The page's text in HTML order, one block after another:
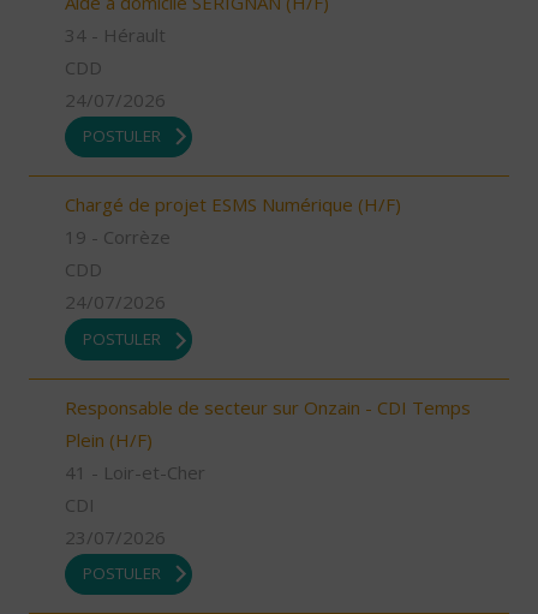
34 - Hérault
CDD
24/07/2026
POSTULER
Chargé de projet ESMS Numérique (H/F)
19 - Corrèze
CDD
24/07/2026
POSTULER
Responsable de secteur sur Onzain - CDI Temps
Plein (H/F)
41 - Loir-et-Cher
CDI
23/07/2026
POSTULER